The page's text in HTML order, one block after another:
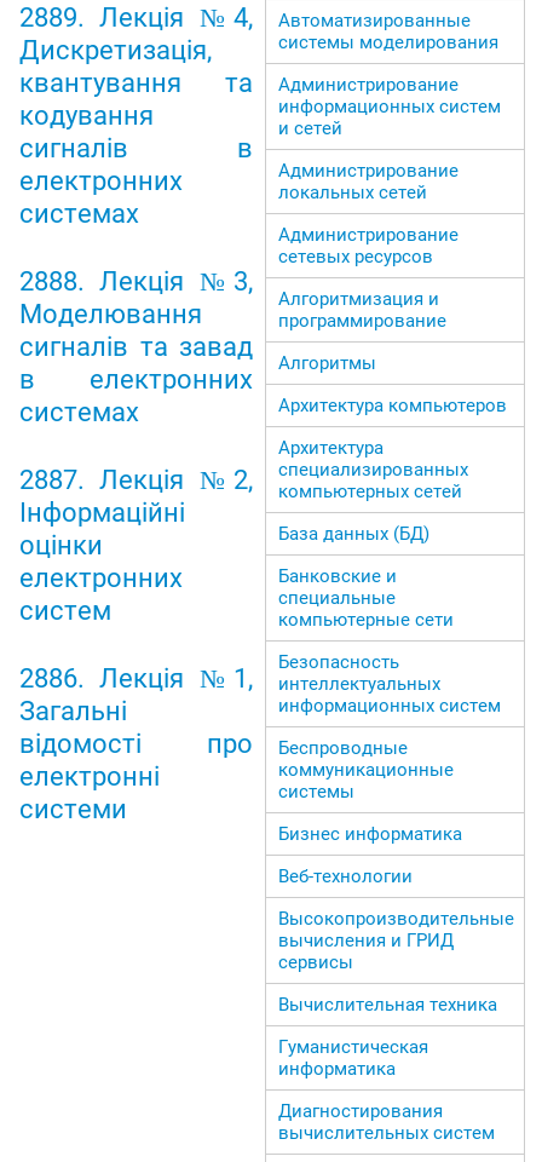
2889. Лекція №4,
Дискретизація,
квантування та
кодування
сигналів в
електронних
системах
2888. Лекція №3,
Моделювання
сигналів та завад
в електронних
системах
2887. Лекція №2,
Інформаційні
оцінки
електронних
систем
2886. Лекція №1,
Загальні
відомості про
електронні
системи
Автоматизированные
системы моделирования
Администрирование
информационных систем
и сетей
Администрирование
локальных сетей
Администрирование
сетевых ресурсов
Алгоритмизация и
программирование
Алгоритмы
Архитектура компьютеров
Архитектура
специализированных
компьютерных сетей
База данных (БД)
Банковские и
специальные
компьютерные сети
Безопасность
интеллектуальных
информационных систем
Беспроводные
коммуникационные
системы
Бизнес информатика
Веб-технологии
Высокопроизводительные
вычисления и ГРИД
сервисы
Вычислительная техника
Гуманистическая
информатика
Диагностирования
вычислительных систем